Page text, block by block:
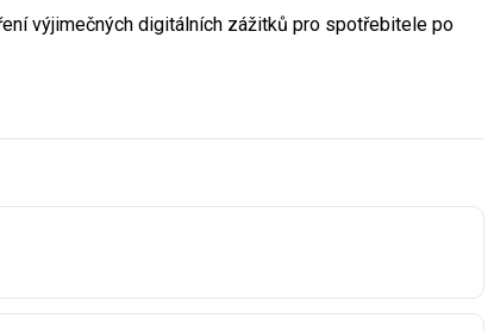
výjimečných digitálních zážitků pro spotřebitele po